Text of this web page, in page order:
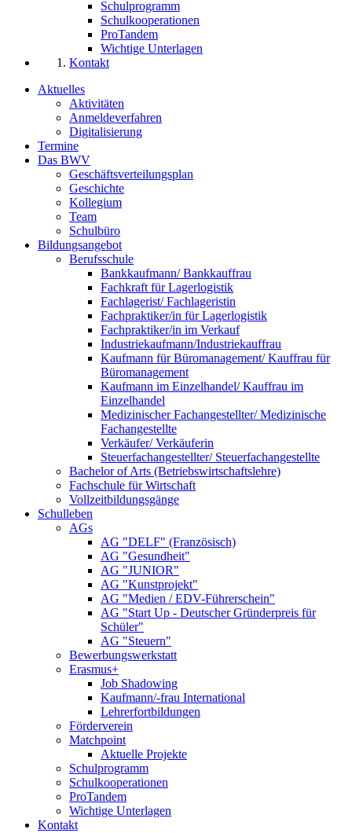
Schulprogramm
Schulkooperationen
ProTandem
Wichtige Unterlagen
Kontakt
Aktuelles
Aktivitäten
Anmeldeverfahren
Digitalisierung
Termine
Das BWV
Geschäftsverteilungsplan
Geschichte
Kollegium
Team
Schulbüro
Bildungsangebot
Berufsschule
Bankkaufmann/ Bankkauffrau
Fachkraft für Lagerlogistik
Fachlagerist/ Fachlageristin
Fachpraktiker/in für Lagerlogistik
Fachpraktiker/in im Verkauf
Industriekaufmann/Industriekauffrau
Kaufmann für Büromanagement/ Kauffrau für
Büromanagement
Kaufmann im Einzelhandel/ Kauffrau im
Einzelhandel
Medizinischer Fachangestellter/ Medizinische
Fachangestellte
Verkäufer/ Verkäuferin
Steuerfachangestellter/ Steuerfachangestellte
Bachelor of Arts (Betriebswirtschaftslehre)
Fachschule für Wirtschaft
Vollzeitbildungsgänge
Schulleben
AGs
AG "DELF" (Französisch)
AG "Gesundheit"
AG "JUNIOR"
AG "Kunstprojekt"
AG "Medien / EDV-Führerschein"
AG "Start Up - Deutscher Gründerpreis für
Schüler"
AG "Steuern"
Bewerbungswerkstatt
Erasmus+
Job Shadowing
Kaufmann/-frau International
Lehrerfortbildungen
Förderverein
Matchpoint
Aktuelle Projekte
Schulprogramm
Schulkooperationen
ProTandem
Wichtige Unterlagen
Kontakt